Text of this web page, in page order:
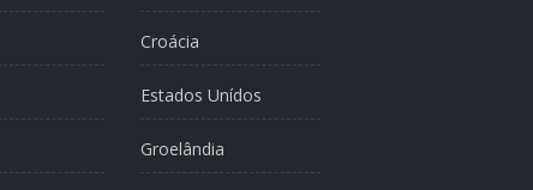
Croácia
Estados Unídos
Groelândia